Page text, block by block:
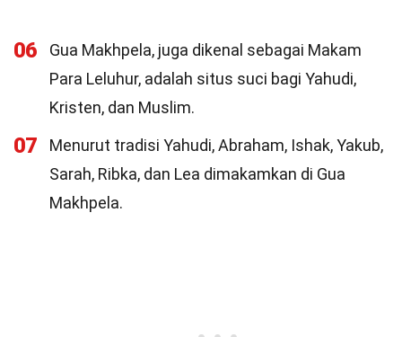
06
Gua Makhpela, juga dikenal sebagai Makam
Para Leluhur, adalah situs suci bagi Yahudi,
Kristen, dan Muslim.
07
Menurut tradisi Yahudi, Abraham, Ishak, Yakub,
Sarah, Ribka, dan Lea dimakamkan di Gua
Makhpela.